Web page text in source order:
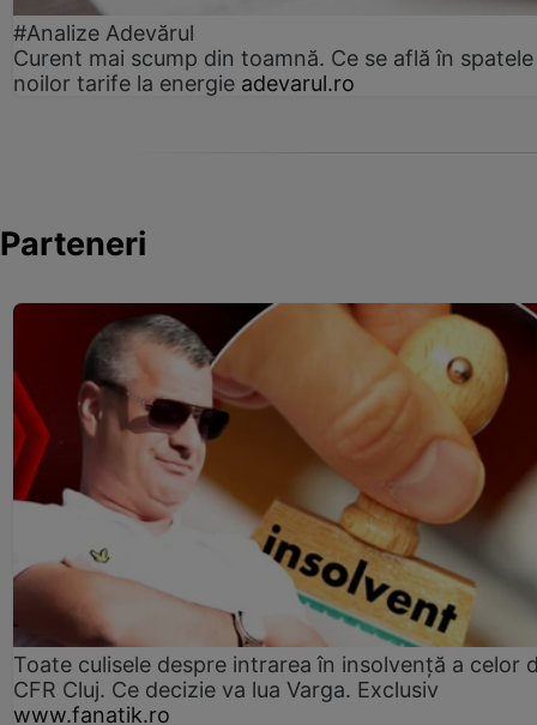
#Analize Adevărul
Curent mai scump din toamnă. Ce se află în spatele
noilor tarife la energie adevarul.ro
Parteneri
Toate culisele despre intrarea în insolvență a celor
CFR Cluj. Ce decizie va lua Varga. Exclusiv
www.fanatik.ro